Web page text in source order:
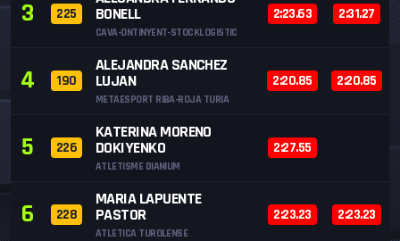
3 225 BONELL
CAVA-ONTINYENT-STOCKLOGISTIC
2:23.63 2:31.27
4 190
ALEJANDRA SANCHEZ
LUJAN
METAESPORT RIBA-ROJA TURIA
2:20.85 2:20.85
5 226
KATERINA MORENO
DOKIYENKO
ATLETISME DIANIUM
2:27.55
6 228
MARIA LAPUENTE
PASTOR
ATLETICA TUROLENSE
2:23.23 2:23.23